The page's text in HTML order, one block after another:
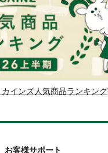
カインズ人気商品ランキング
お客様サポート